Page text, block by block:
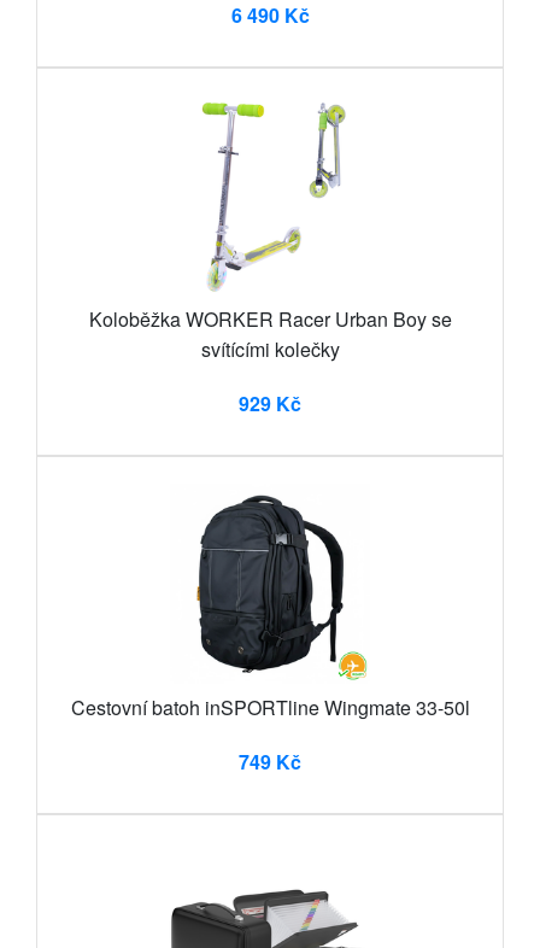
6 490 Kč
Koloběžka WORKER Racer Urban Boy se
svítícími kolečky
929 Kč
Cestovní batoh inSPORTline Wingmate 33-50l
749 Kč